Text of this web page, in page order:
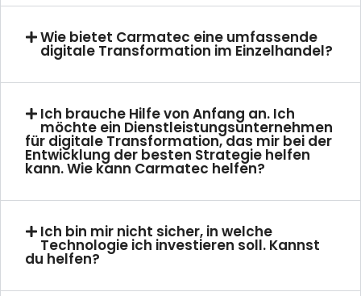
Wie bietet Carmatec eine umfassende
digitale Transformation im Einzelhandel?
Ich brauche Hilfe von Anfang an. Ich
möchte ein Dienstleistungsunternehmen
für digitale Transformation, das mir bei der
Entwicklung der besten Strategie helfen
kann. Wie kann Carmatec helfen?
Ich bin mir nicht sicher, in welche
Technologie ich investieren soll. Kannst
du helfen?